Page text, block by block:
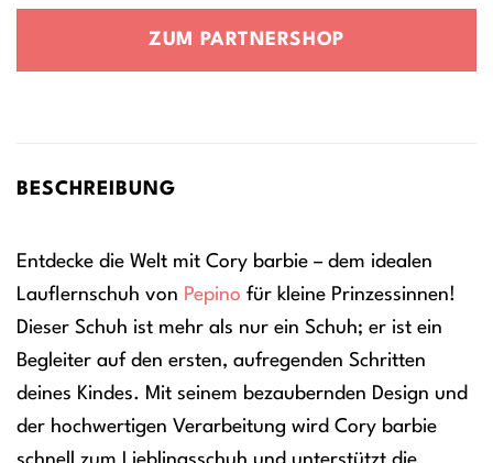
ZUM PARTNERSHOP
BESCHREIBUNG
Entdecke die Welt mit Cory barbie – dem idealen
Lauflernschuh von Pepino für kleine Prinzessinnen!
Dieser Schuh ist mehr als nur ein Schuh; er ist ein
Begleiter auf den ersten, aufregenden Schritten
deines Kindes. Mit seinem bezaubernden Design und
der hochwertigen Verarbeitung wird Cory barbie